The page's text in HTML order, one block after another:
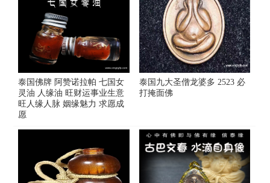
泰国佛牌 阿赞诺拉帕 七国女
灵油 人缘油 旺财运事业生意
旺人缘人脉 姻缘魅力 求愿成
愿
泰国九大圣僧龙婆多 2523 必
打掩面佛